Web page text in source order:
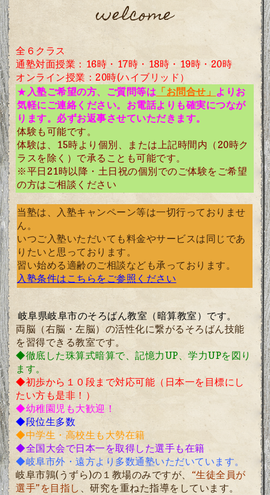
welcome
全６クラス
通塾対面授業：16時・17時 ・18時・19時・20時
オンライン授業：20時(ハイブリッド）
★入塾ご希望の方、ご質問等は 「お問合せ」 より お
気軽にご連絡ください。お電話よりも確実につなが
ります。必ずお返事させていただきます。
体験も可能です。
体験は、15時より個別、または上記時間内（20時ク
ラスを除く）で承ることも可能です。
※平日21時以降・土日祝の個別でのご体験をご希望
の方はご相談ください
当塾は、入塾キャンペーン等は一切行っておりませ
ん。
いつご入塾いただいても料金やサービスは同じであ
りたいと思っております。
習い始める適齢のご相談なども承っております。
入塾条件はこちらをご参照ください
岐阜県岐阜市のそろばん教室（暗算教室）です。
両脳（右脳・左脳）の活性化に繋がるそろばん技能
を習得できる教室です。
◆徹底した珠算式暗算で、記憶力UP、学力UPを図り
ます。
◆初歩から１０段まで対応可能（日本一を目標にし
たい方も是非！）
◆幼稚園児も大歓迎！
◆段位生多数
◆中学生・高校生も大勢在籍
◆全国大会で日本一を取得した選手も在籍
◆岐阜市外・遠方より多数通塾いただいています。
岐阜市鶉(うずら)の１教場のみですが、 “生徒全員が
選手”を目指し 、研究を重ねた指導をしています。